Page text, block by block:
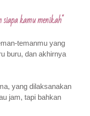
siapa kamu menikah"
temanmu yang
buru, dan akhirnya
yang dilaksanakan
jam, tapi bahkan